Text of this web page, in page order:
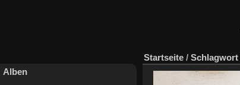
Alben
Startseite / Schlagwort